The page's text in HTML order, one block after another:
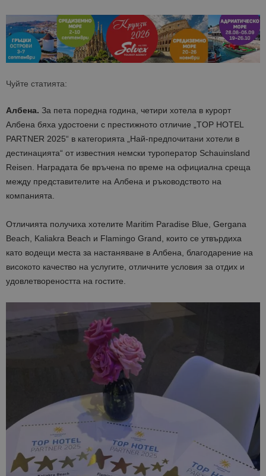
Чуйте статията:
Албена. За пета поредна година, четири хотела в курорт
Албена бяха удостоени с престижното отличие „TOP HOTEL
PARTNER 2025“ в категорията „Най-предпочитани хотели в
дестинацията“ от известния немски туроператор Schauinsland
Reisen. Наградата бе връчена по време на официална среща
между представителите на Албена и ръководството на
компанията.
Отличията получиха хотелите Maritim Paradise Blue, Gergana
Beach, Kaliakra Beach и Flamingo Grand, които се утвърдиха
като водещи места за настаняване в Албена, благодарение на
високото качество на услугите, отличните условия за отдих и
удовлетвореността на гостите.